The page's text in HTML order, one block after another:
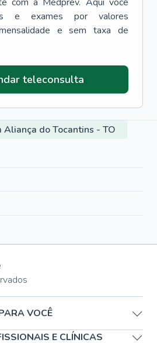
e exames por valores
e sem taxa de
teleconsulta
Aliança do Tocantins - TO
VOCÊ
E CLÍNICAS